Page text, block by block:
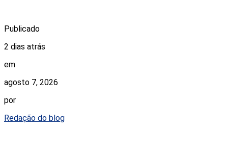
Publicado
2 dias atrás
em
agosto 7, 2026
por
Redação do blog